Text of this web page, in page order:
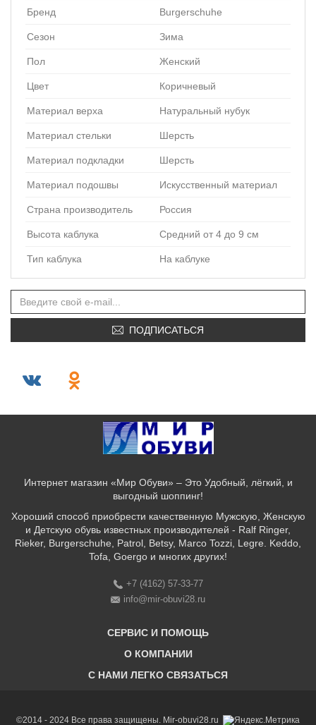
Бренд Burgerschuhe
Сезон Зима
Пол Женский
Цвет Коричневый
Материал верха Натуральный нубук
Материал стельки Шерсть
Материал подкладки Шерсть
Материал подошвы Искусственный материал
Страна производитель Россия
Высота каблука Средний от 4 до 9 см
Тип каблука На каблуке
ПОДПИСАТЬСЯ
Интернет магазин «Мир Обуви» – Это Удобный, лёгкий, и
выгодный шоппинг!
Хороший способ приобрести качественную Мужскую, Женскую
и Детскую обувь известных производителей - Ralf Ringer,
Rieker, Burgerschuhe, Patrol, Betsy, Marco Tozzi, Legre. Keddo,
Tofa, Goergo и многих других!
+7 (4162) 57-33-77
info@mir-obuvi28.ru
СЕРВИС И ПОМОЩЬ
Бонусная программа
О КОМПАНИИ
C НАМИ ЛЕГКО СВЯЗАТЬСЯ
©2014 - 2024 Все права защищены. Mir-obuvi28.ru